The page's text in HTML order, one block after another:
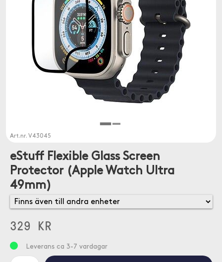
Art.nr. V43045
eStuff Flexible Glass Screen
Protector (Apple Watch Ultra
49mm)
329 KR
Leverans ca 3-7 vardagar